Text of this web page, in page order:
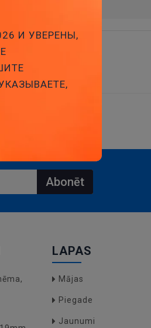
Abonēt
LAPAS
Mājas
Piegade
Jaunumi
И УВЕРЕНЫ,